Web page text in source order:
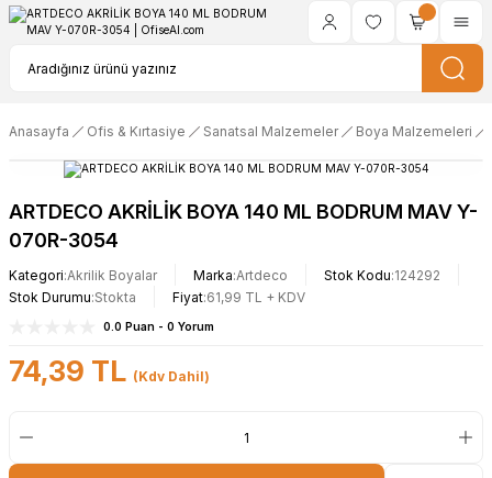
Anasayfa Ofis & Kırtasiye Sanatsal Malzemeler Boya Malzemeleri
ARTDECO AKRİLİK BOYA 140 ML BODRUM MAV Y-
070R-3054
Kategori Akrilik Boyalar Marka Artdeco Stok Kodu 124292
Stok Durumu Stokta Fiyat 61,99 TL + KDV
0.0 Puan - 0 Yorum
74,39 TL (Kdv Dahil)